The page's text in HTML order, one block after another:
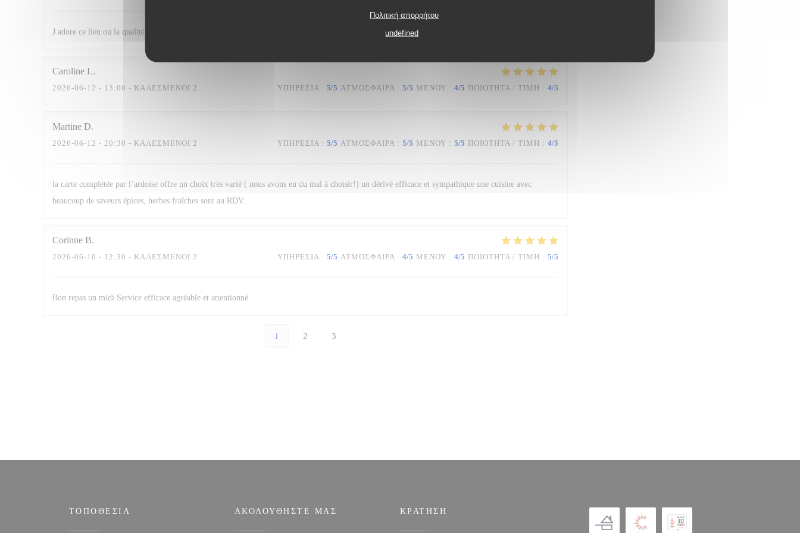
Πολιτική απορρήτου
undefined
J adore ce lieu ou la qualité des mets se dispute avec un accueil chaleureux et un service parfait !
Caroline L
2026-06-12 - 13:00 - ΚΑΛΕΣΜΈΝΟΙ 2 ΥΠΗΡΕΣΊΑ : 5/5 ΑΤΜΌΣΦΑΙΡΑ : 5/5 ΜΕΝΟΎ : 4/5 ΠΟΙΌΤΗΤΑ / ΤΙΜΉ : 4/5
Martine D
2026-06-12 - 20:30 - ΚΑΛΕΣΜΈΝΟΙ 2 ΥΠΗΡΕΣΊΑ : 5/5 ΑΤΜΌΣΦΑΙΡΑ : 5/5 ΜΕΝΟΎ : 5/5 ΠΟΙΌΤΗΤΑ / ΤΙΜΉ : 4/5
la carte complétée par l’ardoise offre un choix très varié ( nous avons eu du mal à choisir!) un dérivé efficace et sympathique une cuisine avec
beaucoup de saveurs épices, herbes fraîches sont au RDV.
Corinne B
2026-06-10 - 12:30 - ΚΑΛΕΣΜΈΝΟΙ 2 ΥΠΗΡΕΣΊΑ : 5/5 ΑΤΜΌΣΦΑΙΡΑ : 4/5 ΜΕΝΟΎ : 4/5 ΠΟΙΌΤΗΤΑ / ΤΙΜΉ : 5/5
Bon repas un midi.Service efficace agréable et attentionné.
1 2 3
ΤΟΠΟΘΕΣΊΑ ΑΚΟΛΟΥΘΉΣΤΕ ΜΑΣ ΚΡΆΤΗΣΗ